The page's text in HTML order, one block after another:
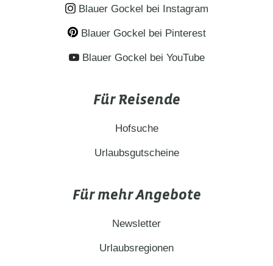
Blauer Gockel bei Instagram
Blauer Gockel bei Pinterest
Blauer Gockel bei YouTube
Für Reisende
Hofsuche
Urlaubsgutscheine
Für mehr Angebote
Newsletter
Urlaubsregionen